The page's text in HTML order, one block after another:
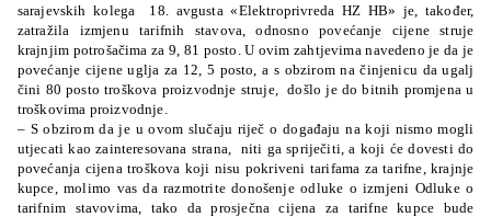
sarajevskih kolega
18. avgusta «Elektroprivreda HZ HB» je, također,
zatražila izmjenu tarifnih stavova, odnosno povećanje cijene struje
krajnjim potrošačima za 9, 81 posto. U ovim zahtjevima navedeno je da je
povećanje cijene uglja za 12, 5 posto, a s obzirom na činjenicu da ugalj
čini 80 posto troškova proizvodnje struje,
došlo je do bitnih promjena u
troškovima proizvodnje.
– S obzirom da je u ovom slučaju riječ o događaju na koji nismo mogli
utjecati kao zainteresovana strana,
niti ga spriječiti, a koji će dovesti do
povećanja cijena troškova koji nisu pokriveni tarifama za tarifne, krajnje
kupce, molimo vas da razmotrite donošenje odluke o izmjeni Odluke o
tarifnim stavovima, tako da prosječna cijena za tarifne kupce bude